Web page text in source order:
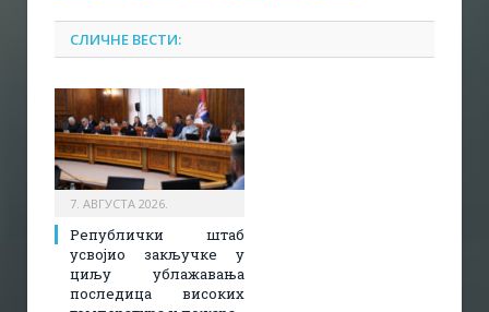
СЛИЧНЕ ВЕСТИ:
7. АВГУСТА 2026.
Републички штаб
усвојио закључке у
циљу ублажавања
последица високих